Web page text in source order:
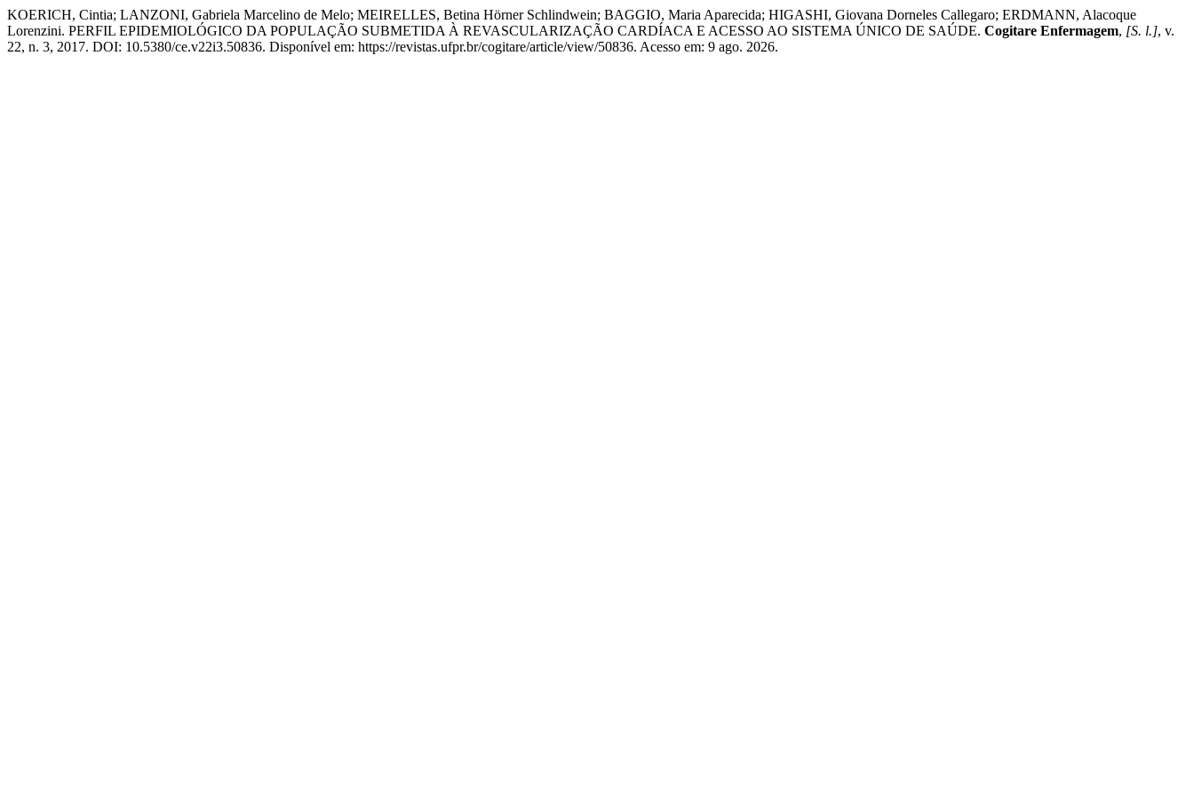
KOERICH, Cintia; LANZONI, Gabriela Marcelino de Melo; MEIRELLES, Betina Hörner Schlindwein; BAGGIO, Maria Aparecida; HIGASHI, Giovana Dorneles Callegaro; ERDMANN, Alacoque
Lorenzini. PERFIL EPIDEMIOLÓGICO DA POPULAÇÃO SUBMETIDA À REVASCULARIZAÇÃO CARDÍACA E ACESSO AO SISTEMA ÚNICO DE SAÚDE. Cogitare Enfermagem, [S. l.], v.
22, n. 3, 2017. DOI: 10.5380/ce.v22i3.50836. Disponível em: https://revistas.ufpr.br/cogitare/article/view/50836. Acesso em: 9 ago. 2026.